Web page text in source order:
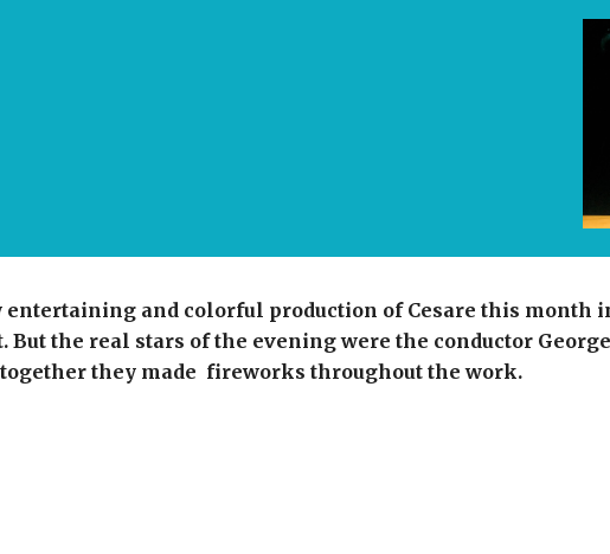
and colorful production of Cesare this month
But the real stars of the evening were the conductor
together they made fireworks throughout the work.